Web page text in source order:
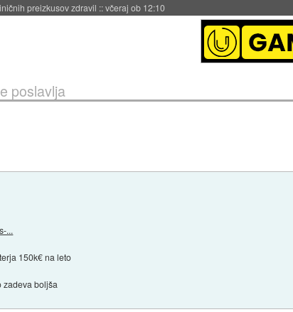
jev za naslednji dve leti::včeraj ob 11:37
poslavlja
...
150k€ na leto
zadeva boljša